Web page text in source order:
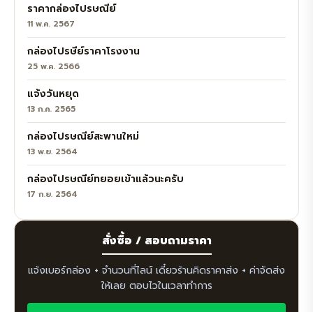
ราคากล่องไปรษณีย์
11 พ.ค. 2567
กล่องไปรษีย์ราคาโรงงาน
25 พ.ค. 2566
แจ้งวันหยุด
13 ก.ค. 2565
กล่องไปรษณีย์สะพานใหม่
13 พ.ย. 2564
กล่องไปรษณีย์ทยอยเข้าแล้วนะครับ
17 ก.ย. 2564
สั่งซื้อ / สอบถามราคา
แจ้งเบอร์กล่อง + จำนวนที่ไลน์ เดี๋ยวร้านคิดราคาส่ง + ค่าจัดส่ง
ให้เลย ตอบไวในเวลาทำการ